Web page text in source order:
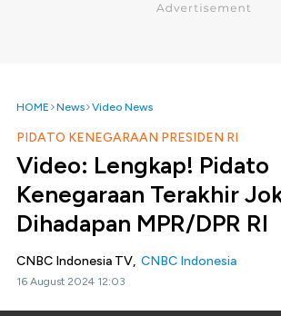
HOME News Video News
PIDATO KENEGARAAN PRESIDEN RI
Video: Lengkap! Pidato
Kenegaraan Terakhir
Dihadapan MPR/DPR RI
CNBC Indonesia TV, CNBC Indonesia
16 August 2024 12:03